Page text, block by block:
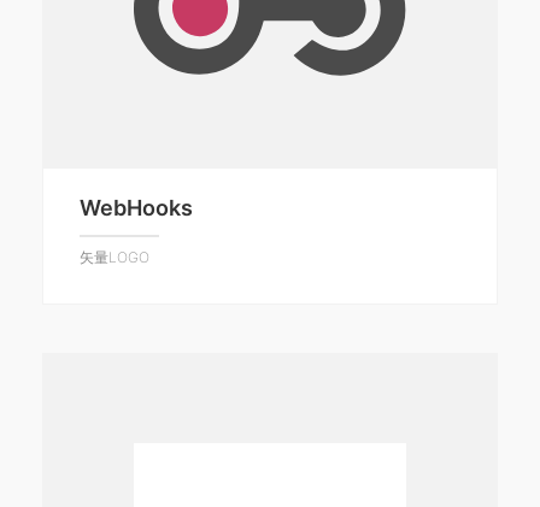
WebHooks
矢量LOGO